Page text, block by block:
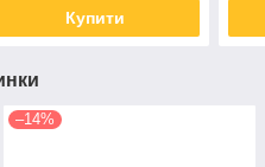
Купити
–14%